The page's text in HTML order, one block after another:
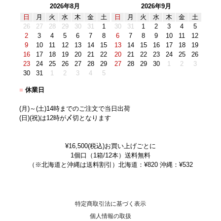
2026年8月
日
月 火 水 木 金
土
26
27 28 29 30 31
1
2
3 4 5 6 7
8
9
10 11 12 13 14
15
16
17 18 19 20 21
22
23
24 25 26 27 28
29
30
31 1 2 3 4 5
2026年9月
日
月 火 水 木 金
土
30
31 1 2 3 4
5
6
7 8 9 10 11
12
13
14 15 16 17 18
19
20
21 22 23 24 25
26
27
28 29 30 1 2 3
■ 休業日
(月)～(土)14時までのご注文で当日出荷
(日)(祝)は12時が〆切となります
¥16,500(税込)お買い上げごとに
1個口（1箱/12本）送料無料
（※北海道と沖縄は送料割引）北海道：¥820 沖縄：¥532
特定商取引法に基づく表示
個人情報の取扱